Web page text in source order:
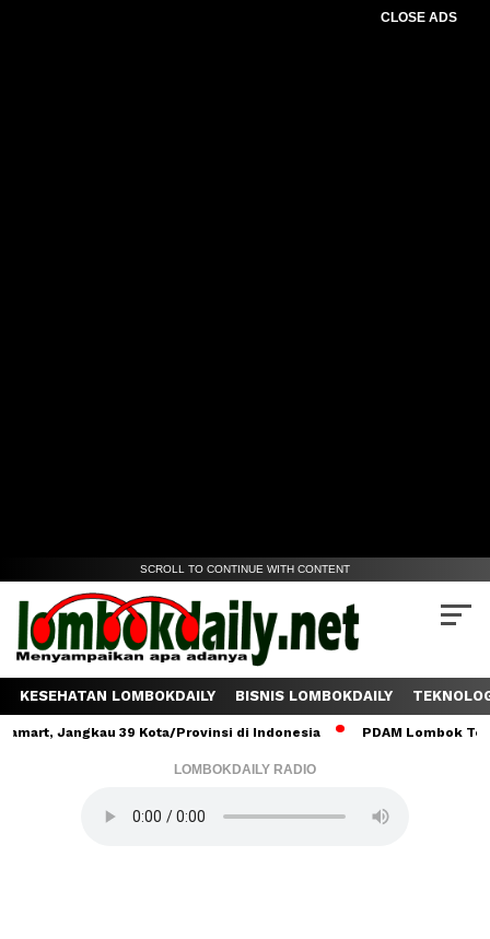
CLOSE ADS
SCROLL TO CONTINUE WITH CONTENT
KESEHATAN LOMBOKDAILY BISNIS LOMBOKDAILY
39 Kota/Provinsi di Indonesia PDAM Lombok Tengah
LOMBOKDAILY RADIO